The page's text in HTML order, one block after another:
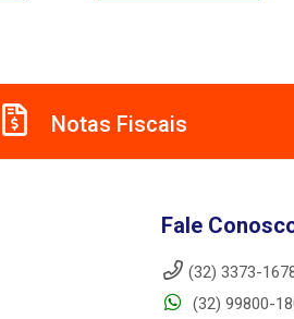
Notas Fiscais
Fale
(32) 3373-
(32) 99800-